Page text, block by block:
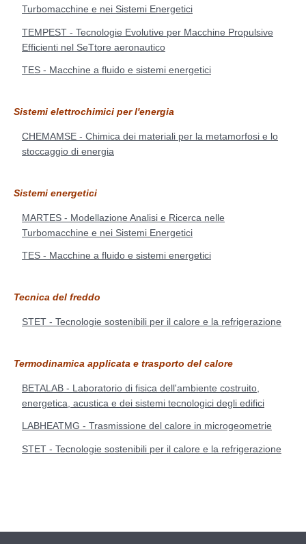
Turbomacchine e nei Sistemi Energetici
TEMPEST - Tecnologie Evolutive per Macchine Propulsive
Efficienti nel SeTtore aeronautico
TES - Macchine a fluido e sistemi energetici
Sistemi elettrochimici per l'energia
CHEMAMSE - Chimica dei materiali per la metamorfosi e lo
stoccaggio di energia
Sistemi energetici
MARTES - Modellazione Analisi e Ricerca nelle
Turbomacchine e nei Sistemi Energetici
TES - Macchine a fluido e sistemi energetici
Tecnica del freddo
STET - Tecnologie sostenibili per il calore e la refrigerazione
Termodinamica applicata e trasporto del calore
BETALAB - Laboratorio di fisica dell'ambiente costruito,
energetica, acustica e dei sistemi tecnologici degli edifici
LABHEATMG - Trasmissione del calore in microgeometrie
STET - Tecnologie sostenibili per il calore e la refrigerazione